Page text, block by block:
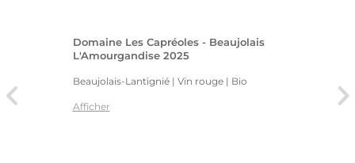
Domaine Les Capréoles - Beaujolais
L'Amourgandise 2025
Beaujolais-Lantignié | Vin rouge| Bio
Afficher